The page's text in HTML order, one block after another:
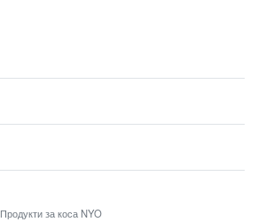
Продукти за коса NYO